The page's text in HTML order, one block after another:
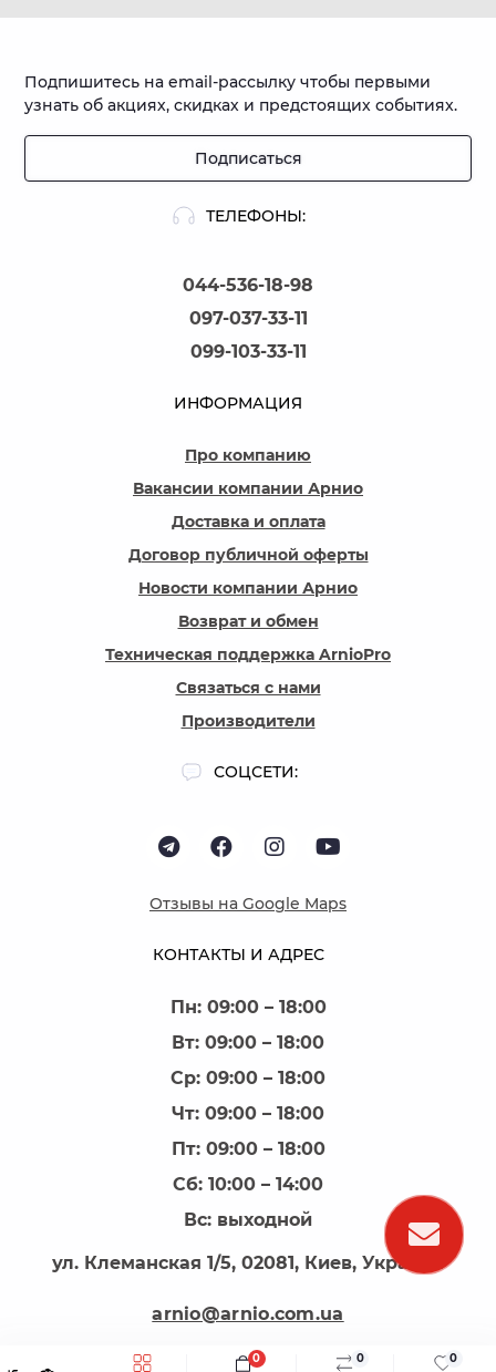
0 0
0
ТЕЛЕФОНЫ:
044-536-18-98
097-037-33-11
099-103-33-11
Подпишитесь на email-рассылку чтобы первыми
узнать об акциях, скидках и предстоящих событиях.
Подписаться
КОНТАКТЫ И АДРЕС
Пн: 09:00 – 18:00
Вт: 09:00 – 18:00
Ср: 09:00 – 18:00
Чт: 09:00 – 18:00
Пт: 09:00 – 18:00
Сб: 10:00 – 14:00
Вс: выходной
ул. Клеманская 1/5, 02081, Киев, Украина
arnio@arnio.com.ua
ИНФОРМАЦИЯ
Про компанию
Вакансии компании Арнио
Доставка и оплата
Договор публичной оферты
Новости компании Арнио
Возврат и обмен
Техническая поддержка ArnioPro
Связаться с нами
Производители
СОЦСЕТИ:
Отзывы на Google Maps